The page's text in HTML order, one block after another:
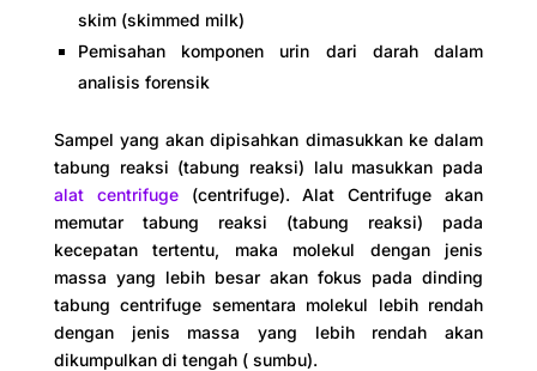
skim (skimmed milk)
Pemisahan komponen urin dari darah dalam
analisis forensik
Sampel yang akan dipisahkan dimasukkan ke dalam
tabung reaksi (tabung reaksi) lalu masukkan pada
alat centrifuge(centrifuge). Alat Centrifuge akan
memutar tabung reaksi (tabung reaksi) pada
kecepatan tertentu, maka molekul dengan jenis
massa yang lebih besar akan fokus pada dinding
tabung centrifuge sementara molekul lebih rendah
dengan jenis massa yang lebih rendah akan
dikumpulkan di tengah ( sumbu).